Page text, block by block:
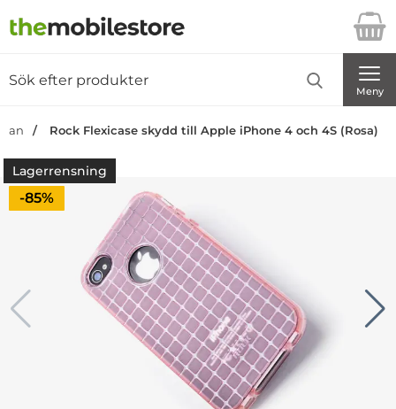
Startsidan för Danira Telecom AB
Meny
Rock Flexicase skydd till Apple iPhone 4 och 4S (Rosa)
Lagerrensning
Priset är nedsatt med
-85%